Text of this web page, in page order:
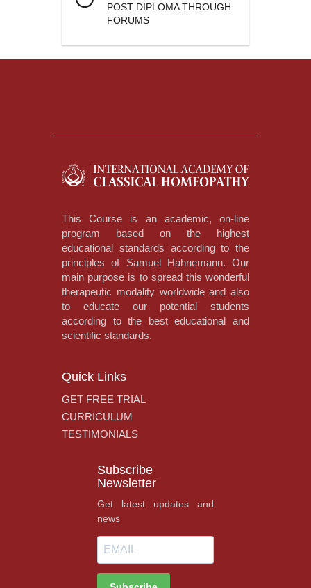
POST DIPLOMA THROUGH
FORUMS
This Course is an academic, on-line
program based on the highest
educational standards according to the
principles of Samuel Hahnemann. Our
main purpose is to spread this wonderful
therapeutic modality worldwide and also
to educate our potential students
according to the best educational and
scientific standards.
Quick Links
GET FREE TRIAL
CURRICULUM
TESTIMONIALS
Subscribe
Newsletter
Get latest updates and
news